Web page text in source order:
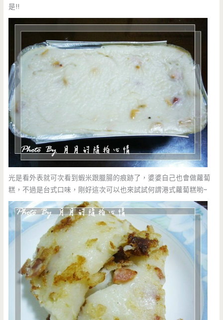
是!!
光是看外表就可次看到蝦米跟臘腸的痕跡了，婆婆自己也會做蘿蔔
糕，不過是台式口味，剛好這次可以也來試試何謂港式蘿蔔糕喲~